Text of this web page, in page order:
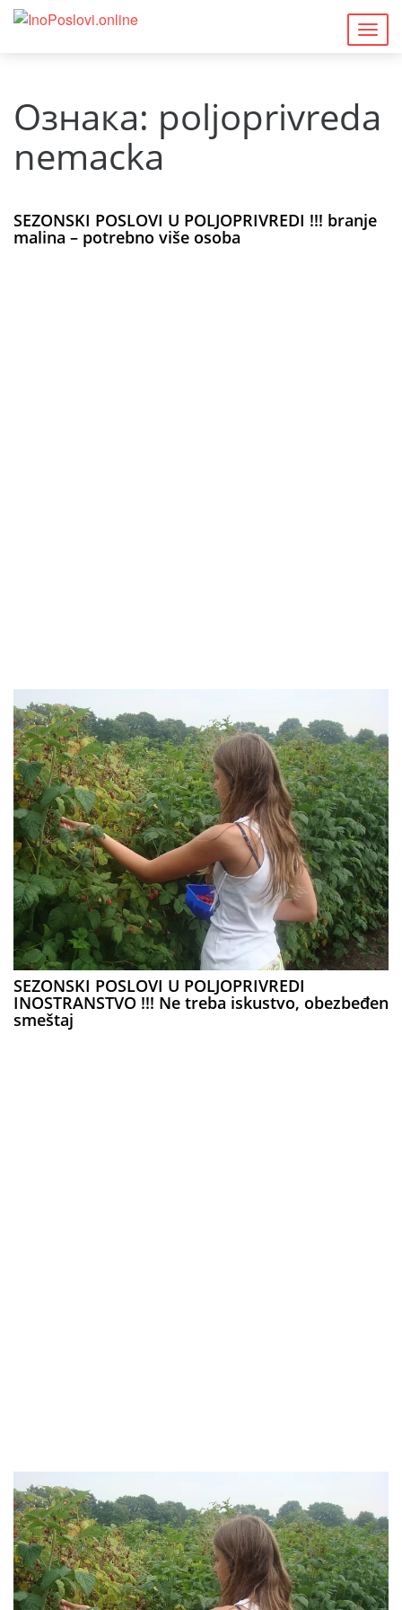
Ознака: poljoprivreda
nemacka
SEZONSKI POSLOVI U POLJOPRIVREDI !!! branje
malina – potrebno više osoba
SEZONSKI POSLOVI U POLJOPRIVREDI
INOSTRANSTVO !!! Ne treba iskustvo, obezbeđen
smeštaj